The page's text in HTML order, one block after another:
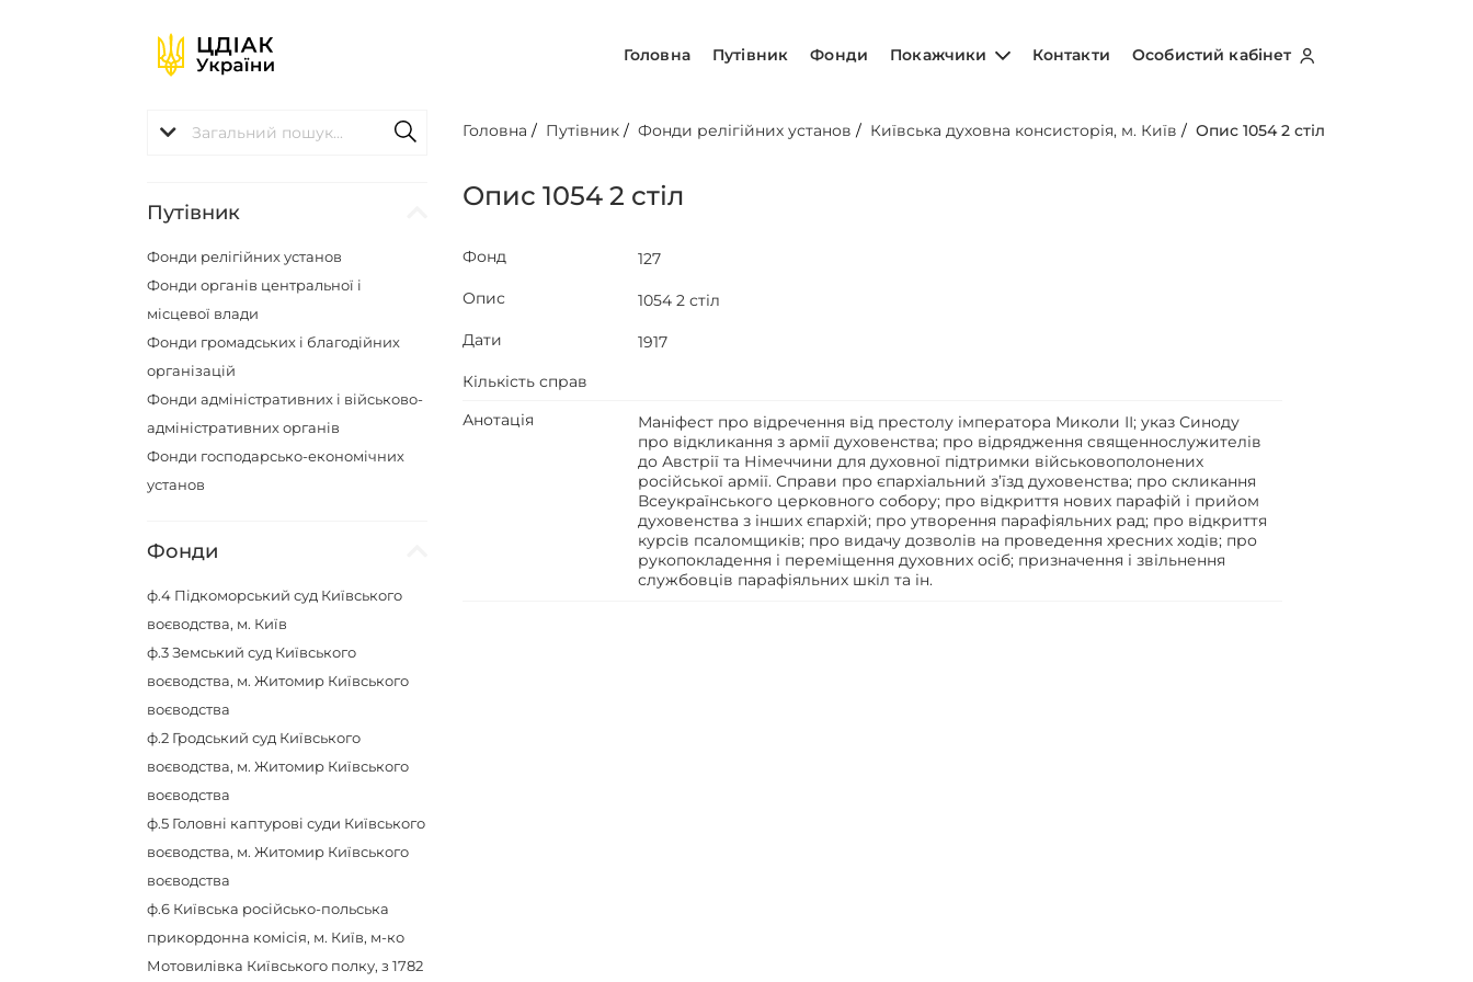
Головна Путівник Фонди Покажчики Контакти Особистий кабінет
Путівник
Фонди релігійних установ
Фонди органів центральної і
місцевої влади
Фонди громадських і благодійних
організацій
Фонди адміністративних і військово-
адміністративних органів
Фонди господарсько-економічних
установ
Фонди
ф.4 Підкоморський суд Київського
воєводства, м. Київ
ф.3Земський суд Київського
воєводства, м. Житомир Київського
воєводства
ф.2 Гродський суд Київського
воєводства, м. Житомир Київського
воєводства
ф.5 Головні каптурові суди Київського
воєводства, м. Житомир Київського
воєводства
ф.6 Київська російсько-польська
прикордонна комісія, м. Київ, м-ко
Мотовилівка Київського полку, з 1782
Головна / Путівник /Фонди релігійних установ / Київська духовна консисторія, м. Київ /Опис 1054 2 стіл
Опис 1054 2 стіл
Фонд
127
Опис
1054 2 стіл
Дати
1917
Кількість справ
Анотація
Маніфест про відречення від престолу імператора Миколи ІІ; указ Синоду
про відкликання з армії духовенства; про відрядження священнослужителів
до Австрії та Німеччини для духовної підтримки військовополонених
російської армії. Справи про єпархіальний з’їзд духовенства; про скликання
Всеукраїнського церковного собору; про відкриття нових парафій і прийом
духовенства з інших єпархій; про утворення парафіяльних рад; про відкриття
курсів псаломщиків; про видачу дозволів на проведення хресних ходів; про
рукопокладення і переміщення духовних осіб; призначення і звільнення
службовців парафіяльних шкіл та ін.